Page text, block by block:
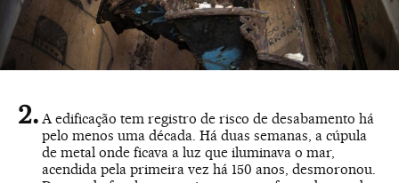
A edificação tem registro de risco de desabamento há
pelo menos uma década. Há duas semanas, a cúpula
de metal onde ficava a luz que iluminava o mar,
acendida pela primeira vez há 150 anos, desmoronou.